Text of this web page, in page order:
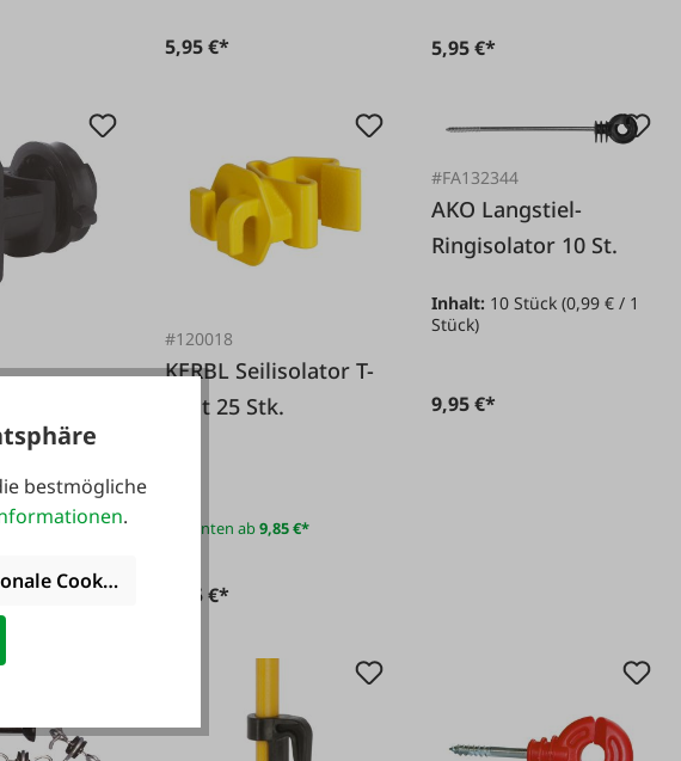
5,95 €* 5,95 €*
10 Stk.
#120018
KERBL Seilisolator T-
Post 25 Stk.
Varianten ab9,85 €*
9,85 €*
#FA132344
AKO Langstiel-
Ringisolator 10 St.
Inhalt: 10 Stück(0,99 € / 1
Stück)
9,95 €*
bestmögliche
.
Cookies akzeptieren